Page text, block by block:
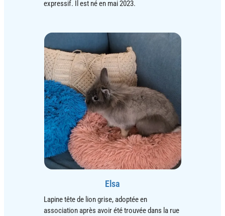
expressif. Il est né en mai 2023.
Elsa
Lapine tête de lion grise, adoptée en
association après avoir été trouvée dans la rue